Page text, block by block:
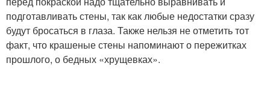
подготавливать стены, так как любые недостатки сразу
будут бросаться в глаза. Также нельзя не отметить тот
факт, что крашеные стены напоминают о пережитках
прошлого, о бедных «хрущевках».